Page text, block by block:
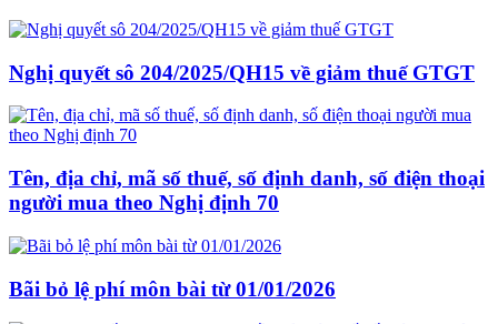
Nghị quyết sô 204/2025/QH15 về giảm thuế GTGT
Tên, địa chỉ, mã số thuế, số định danh, số điện thoại
người mua theo Nghị định 70
Bãi bỏ lệ phí môn bài từ 01/01/2026